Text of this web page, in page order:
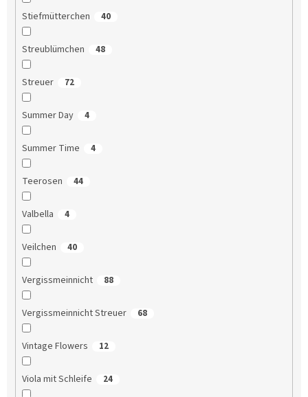
Stiefmütterchen 40
Streublümchen 48
Streuer 72
Summer Day 4
Summer Time 4
Teerosen 44
Valbella 4
Veilchen 40
Vergissmeinnicht 88
Vergissmeinnicht Streuer 68
Vintage Flowers 12
Viola mit Schleife 24